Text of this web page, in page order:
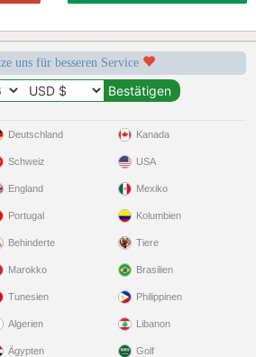
uns für besseren Service
Deutschland
Schweiz
England
Portugal
Behinderte
Kanada
USA
Mexiko
Kolumbien
Tiere
Marokko
Tunesien
Algerien
Ägypten
Brasilien
Philippinen
Libanon
Golf